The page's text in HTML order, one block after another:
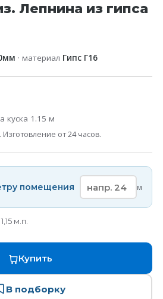
Лепнина из гипса
· материал Гипс Г16
куска 1.15 м
от 24 часов.
помещения м
1,15 м.п.
Купить
В подборку